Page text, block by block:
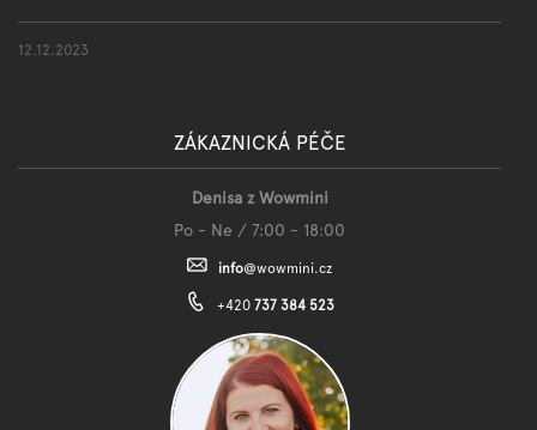
12.12.2023
ZÁKAZNICKÁ PÉČE
Denisa z Wowmini
Po - Ne / 7:00 - 18:00
info@wowmini.cz
+420 737 384 523